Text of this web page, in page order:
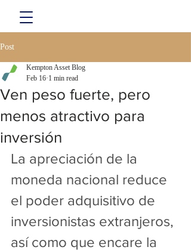
Post
Ven peso fuerte, pero
menos atractivo para
inversión
Kempton Asset Blog
Feb 16 1 min read
La apreciación de la
moneda nacional reduce
el poder adquisitivo de
inversionistas extranjeros,
así como que encare la